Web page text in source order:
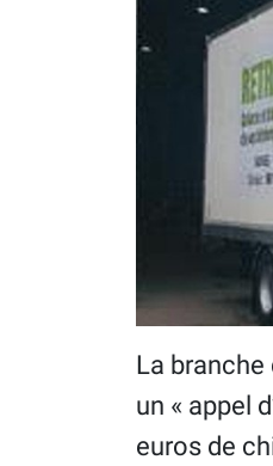
La
un « appel
euros de